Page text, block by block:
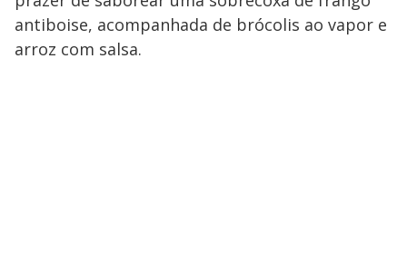
antiboise, acompanhada de brócolis ao vapor e
arroz com salsa.